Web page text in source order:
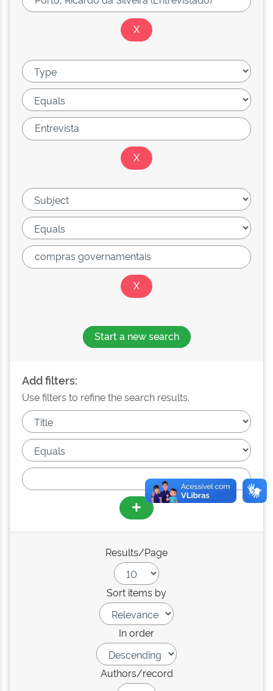
Start a new search
Add filters:
Use filters to refine the search results.
Results/Page
Sort items by
In order
Authors/record